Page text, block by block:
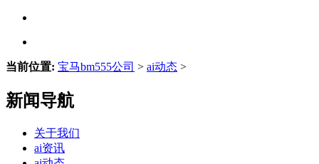
当前位置: 宝马bm555公司 > ai动态 >
新闻导航
关于我们
ai资讯